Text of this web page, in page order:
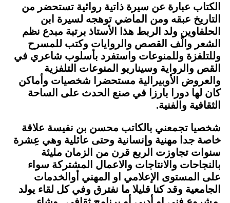
الكتاب عبارة عن سيرة ذاتية روائية تستحضر من
التاريخ عبقه ومن الماضي توهجه لسيرة ابن
الحلفاوين ولد الربط هذا الأستاذ برتبة مبدع نظم
الشعر والّف القصص والروايات وكتب للمسرح
وللتلفزة وللمنوعات واستفرد بأسلوب شاعري في
القص والرواية وسيناريو المنوعات التلفزية
والعروض الأوبيرالية مستحضرا شخصيات وأماكن
كان لها دورا بارزا في صنع الحدث على الساحة
الثقافية والفنية.
شخصيا تجمعني بالكاتب محسن بن نفيسة علاقة
خاصة جدا مهنية وإنسانية وحتى عائلية وهي عِشرة
سنوات تجاوزت الربع قرن من الزمان مليئة
بالنجاحات والانتاجات والاعمال المشتركة سواء
على المستوى الإعلامي او المهني أوالخدمات
الجامعية وقد كنا قليلا ما نفترق وفي كل لقاء يولد